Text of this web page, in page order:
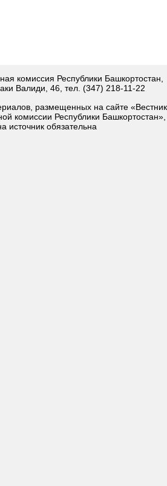
комиссия Республики Башкортостан,
Валиди, 46, тел. (347) 218-11-22
размещенных на сайте «Вестник
комиссии Республики Башкортостан»,
источник обязательна